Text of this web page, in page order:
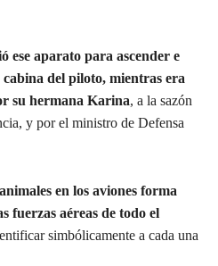
ese aparato para ascender e
del piloto, mientras era
su hermana Karina, a la sazón
y por el ministro de Defensa
en los aviones forma
fuerzas aéreas de todo el
simbólicamente a cada una